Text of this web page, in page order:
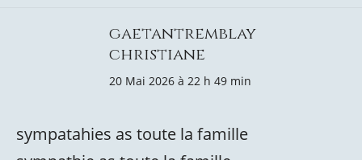
gaetantremblay
christiane
20 Mai 2026 à 22 h 49 min
sympatahies as toute la famille